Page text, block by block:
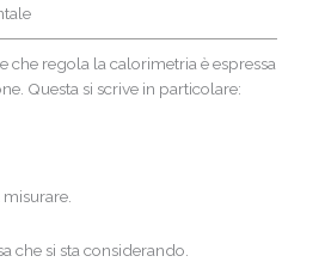
che regola la calorimetria è espressa
Questa si scrive in particolare:
che si sta considerando.